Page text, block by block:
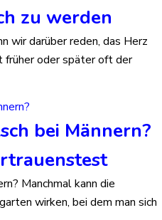
zu werden
wir darüber reden, das Herz
früher oder später oft der
bei Männern?
Manchmal kann die
wirken, bei dem man sich